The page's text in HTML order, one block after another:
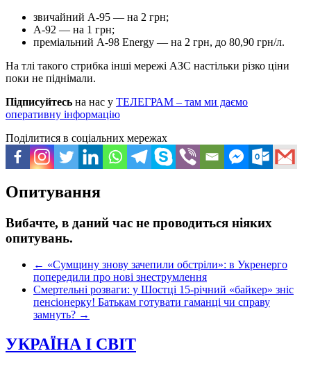
звичайний А-95 — на 2 грн;
А-92 — на 1 грн;
преміальний А-98 Energy — на 2 грн, до 80,90 грн/л.
На тлі такого стрибка інші мережі АЗС настільки різко ціни
поки не піднімали.
Підписуйтесь на нас у ТЕЛЕГРАМ – там ми даємо
оперативну інформацію
Поділитися в соціальних мережах
Опитування
Вибачте, в даний час не проводиться ніяких
опитувань.
← «Сумщину знову зачепили обстріли»: в Укренерго
попередили про нові знеструмлення
Смертельні розваги: у Шостці 15-річний «байкер» зніс
пенсіонерку! Батькам готувати гаманці чи справу
замнуть? →
УКРАЇНА І СВІТ